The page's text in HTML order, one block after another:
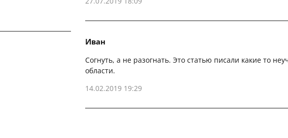
Иван
Согнуть, а не разогнать. Это статью писали какие то
области.
14.02.2019 19:29